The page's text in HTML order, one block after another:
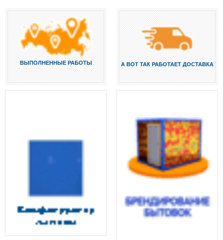
ВЫПОЛНЕННЫЕ РАБОТЫ А ВОТ ТАК РАБОТАЕТ ДОСТАВКА